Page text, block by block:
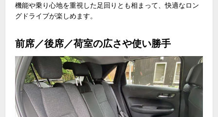
機能や乗り心地を重視した足回りとも相まって、快適なロン
グドライブが楽しめます。
前席／後席／荷室の広さや使い勝手